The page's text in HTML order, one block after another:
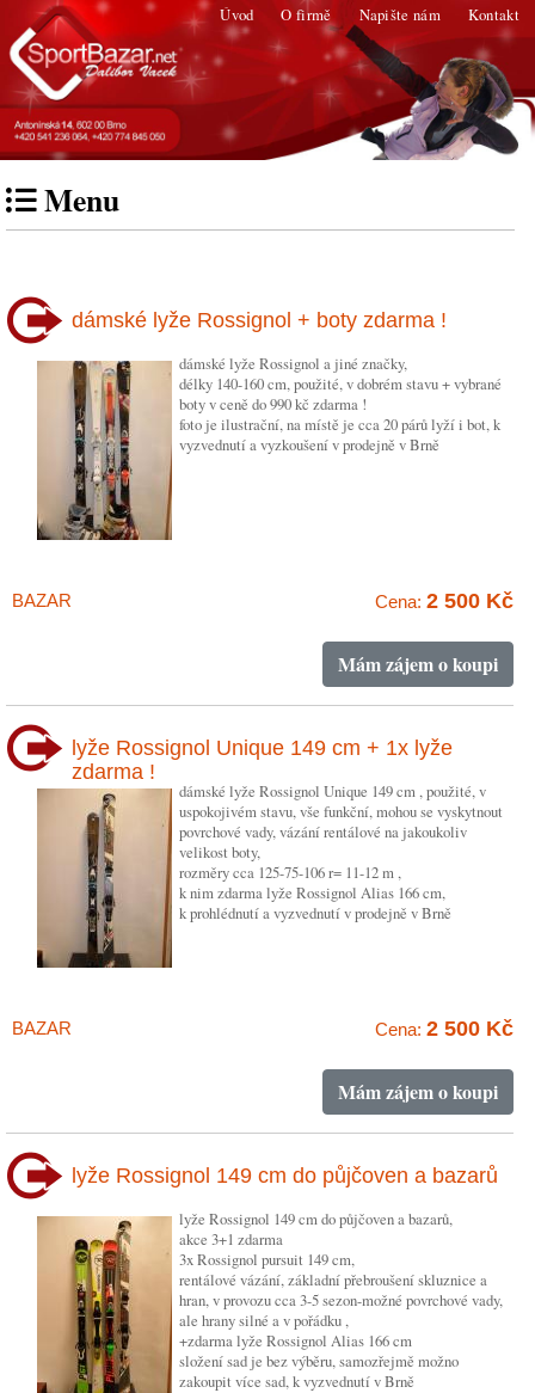
Úvod O firmě Napište nám Kontakt
Menu
dámské lyže Rossignol + boty zdarma !
dámské lyže Rossignol a jiné značky,
délky 140-160 cm, použité, v dobrém stavu + vybrané
boty v ceně do 990 kč zdarma !
foto je ilustrační, na místě je cca 20 párů lyží i bot, k
vyzvednutí a vyzkoušení v prodejně v Brně
BAZAR Cena: 2 500 Kč
Mám zájem o koupi
lyže Rossignol Unique 149 cm + 1x lyže
zdarma !
dámské lyže Rossignol Unique 149 cm , použité, v
uspokojivém stavu, vše funkční, mohou se vyskytnout
povrchové vady, vázání rentálové na jakoukoliv
velikost boty,
rozměry cca 125-75-106 r= 11-12 m ,
k nim zdarma lyže Rossignol Alias 166 cm,
k prohlédnutí a vyzvednutí v prodejně v Brně
BAZAR Cena: 2 500 Kč
Mám zájem o koupi
lyže Rossignol 149 cm do půjčoven a bazarů
lyže Rossignol 149 cm do půjčoven a bazarů,
akce 3+1 zdarma
3x Rossignol pursuit 149 cm,
rentálové vázání, základní přebroušení skluznice a
hran, v provozu cca 3-5 sezon-možné povrchové vady,
ale hrany silné a v pořádku ,
+zdarma lyže Rossignol Alias 166 cm
složení sad je bez výběru, samozřejmě možno
zakoupit více sad, k vyzvednutí v Brně